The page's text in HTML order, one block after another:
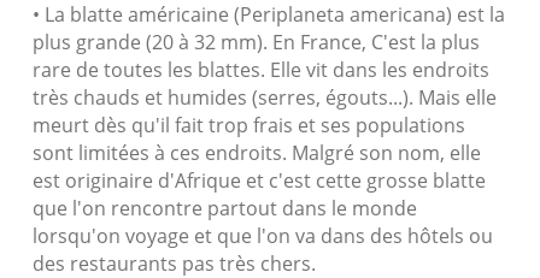
• La blatte américaine (Periplaneta americana) est la
plus grande (20 à 32 mm). En France, C'est la plus
rare de toutes les blattes. Elle vit dans les endroits
très chauds et humides (serres, égouts...). Mais elle
meurt dès qu'il fait trop frais et ses populations
sont limitées à ces endroits. Malgré son nom, elle
est originaire d'Afrique et c'est cette grosse blatte
que l'on rencontre partout dans le monde
lorsqu'on voyage et que l'on va dans des hôtels ou
des restaurants pas très chers.